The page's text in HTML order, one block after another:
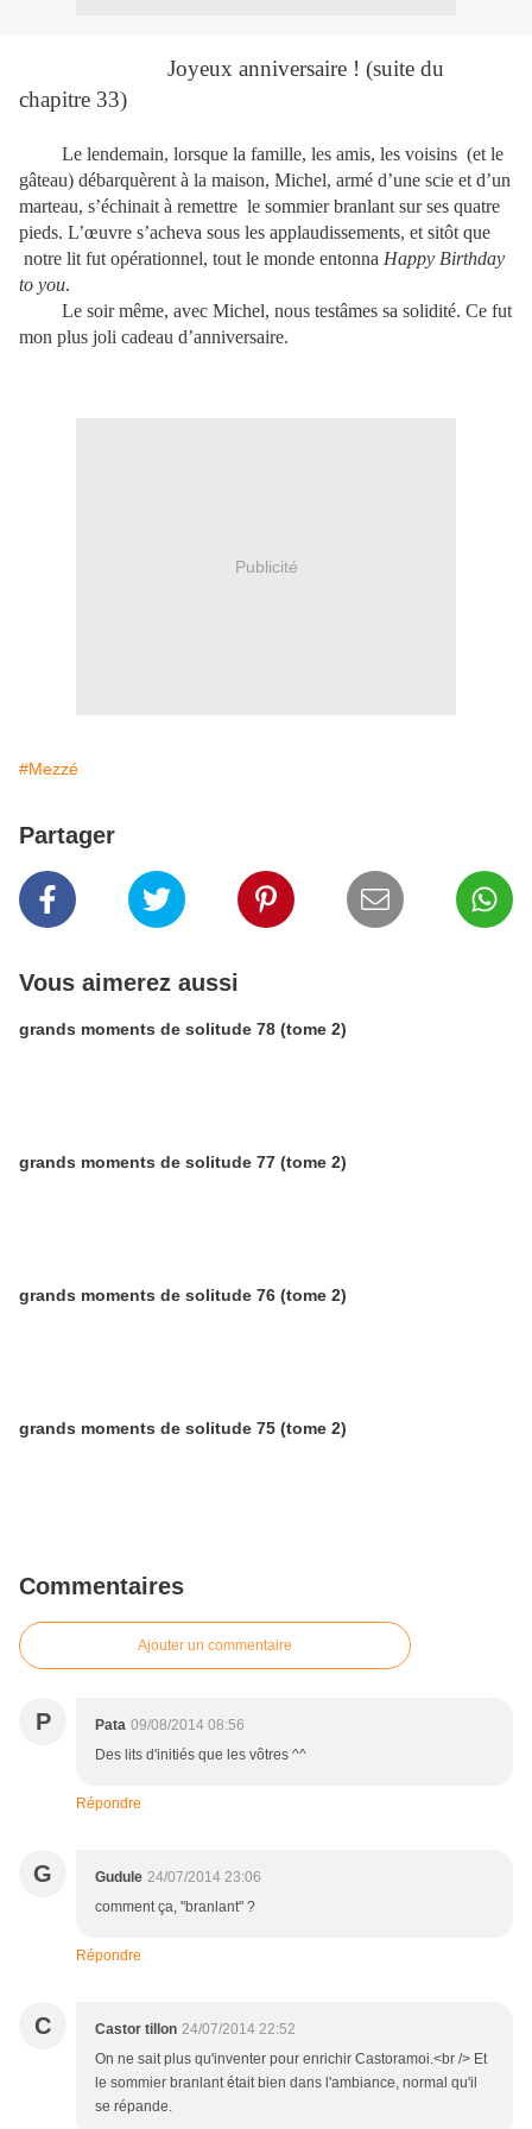
Joyeux anniversaire ! (suite du
chapitre 33)
Le lendemain, lorsque la famille, les amis, les voisins (et le
gâteau) débarquèrent à la maison, Michel, armé d’une scie et d’un
marteau, s’échinait à remettre le sommier branlant sur ses quatre
pieds. L’œuvre s’acheva sous les applaudissements, et sitôt que
notre lit fut opérationnel, tout le monde entonna Happy Birthday
to you.
Le soir même, avec Michel, nous testâmes sa solidité. Ce fut
mon plus joli cadeau d’anniversaire.
Publicité
#Mezzé
Partager
Vous aimerez aussi
grands moments de solitude 78 (tome 2)
grands moments de solitude 77 (tome 2)
grands moments de solitude 76 (tome 2)
grands moments de solitude 75 (tome 2)
Commentaires
Ajouter un commentaire
P Pata 09/08/2014 08:56
Des lits d'initiés que les vôtres ^^
Répondre
G Gudule 24/07/2014 23:06
comment ça, "branlant" ?
Répondre
C Castor tillon 24/07/2014 22:52
On ne sait plus qu'inventer pour enrichir Castoramoi.<br /> Et
le sommier branlant était bien dans l'ambiance, normal qu'il
se répande.